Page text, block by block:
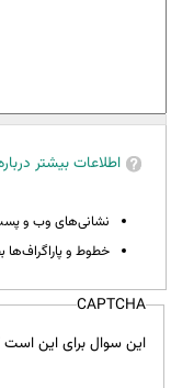
اطلاعات بیشتر
نشانی‌های وب و پست
خطوط و پاراگراف‌ها
CAPTCHA
این سوال برای این